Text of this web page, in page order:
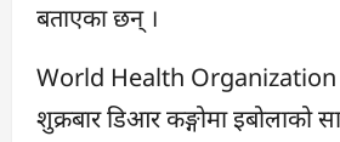
बताएका छन् ।
World Health
शुक्रबार डिआर कङ्गोमा इबोलाको